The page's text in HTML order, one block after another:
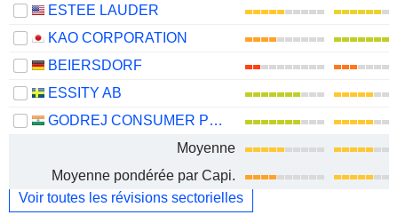
ESTEE LAUDER
KAO CORPORATION
BEIERSDORF
ESSITY AB
GODREJ CONSUMER PRODUCTS LIMITED
Moyenne
Moyenne pondérée par Capi.
Voir toutes les révisions sectorielles